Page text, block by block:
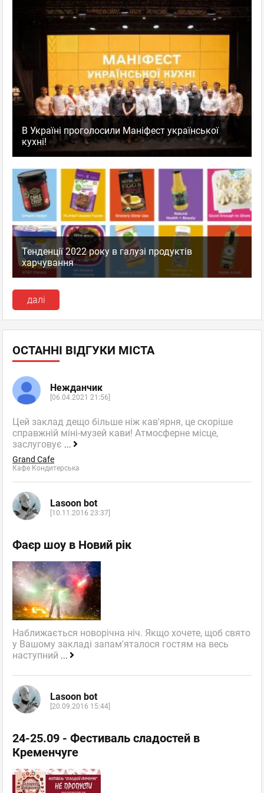
В Україні проголосили Маніфест української
кухні!
Тенденції 2022 року в галузі продуктів
харчування
далі
ОСТАННІ ВІДГУКИ МІСТА
Нежданчик
[06.04.2021 21:56]
Цей заклад дещо більше ніж кав'ярня, це скоріше
справжній міні-музей кави! Атмосферне місце,
заслуговує ...
Grand Cafe
Кафе Кондитерська
Lasoon bot
[10.11.2016 23:37]
Фаєр шоу в Новий рік
Наближається новорічна ніч. Якщо хочете, щоб свято
у Вашому закладі запам'яталося гостям на весь
наступний ...
Lasoon bot
[20.09.2016 15:44]
24-25.09 - Фестиваль сладостей в
Кременчуге